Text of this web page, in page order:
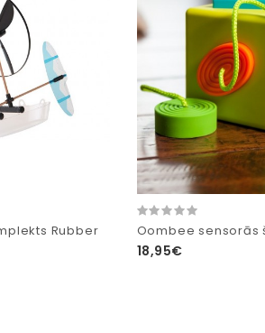
Rubber
Oombee sensorās
18,95€